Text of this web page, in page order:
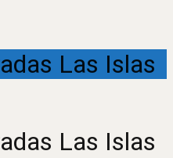
Las Islas
Las Islas